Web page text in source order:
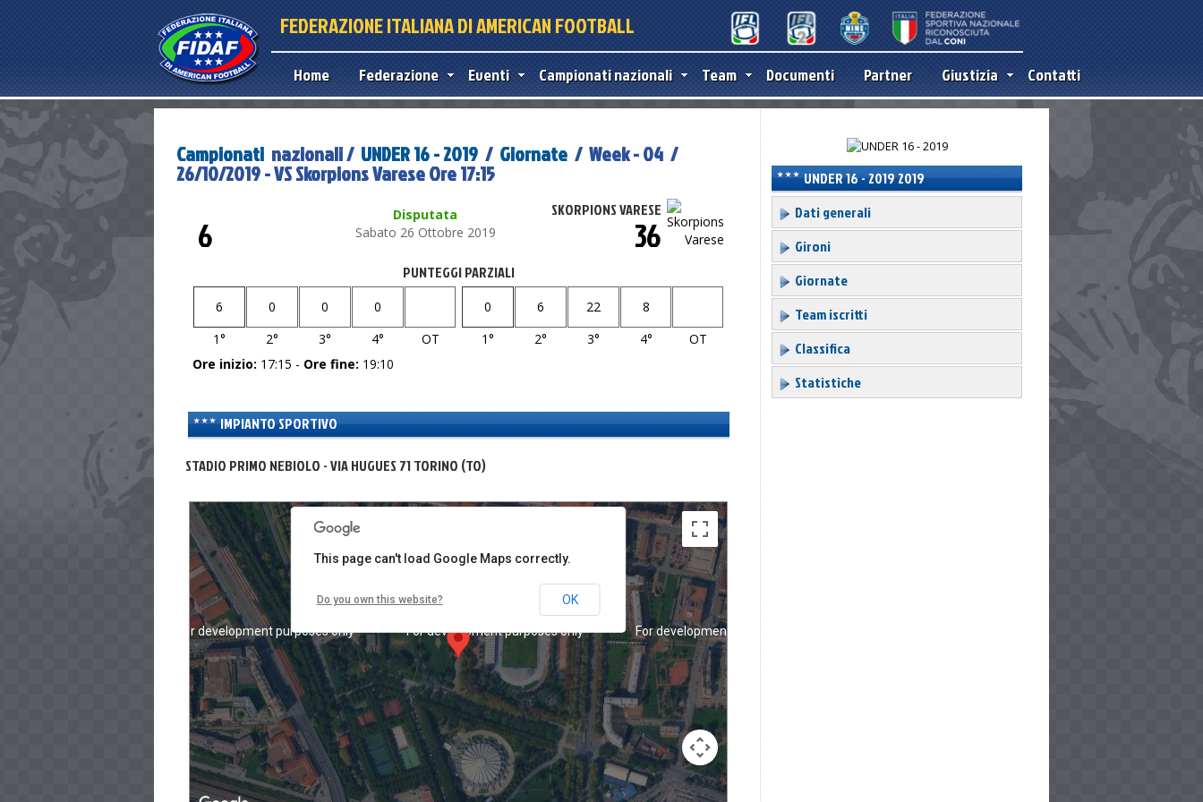
FEDERAZIONE ITALIANA DI AMERICAN FOOTBALL
Home Federazione Eventi Campionati nazionali Team Documenti Partner Giustizia Contatti
Campionati nazionali / UNDER 16 - 2019 / Giornate / Week - 04 /
26/10/2019 - VS Skorpions Varese Ore 17:15
Disputata
Sabato 26 Ottobre 2019
SKORPIONS VARESE
6 36
PUNTEGGI PARZIALI
6 0 0
0
1°
2° 3° 4° OT
0 6 22
8
1°
2° 3° 4°
OT
Ore inizio: 17:15 - Ore fine: 19:10
IMPIANTO SPORTIVO
STADIO PRIMO NEBIOLO - VIA HUGUES 71 TORINO (TO)
For development purposes only
For development purposes only For development purposes only
For development purposes only
This page can't load Google Maps correctly.
Do you own this website? OK
UNDER 16 - 2019 2019
Dati generali
Gironi
Giornate
Team iscritti
Classifica
Statistiche